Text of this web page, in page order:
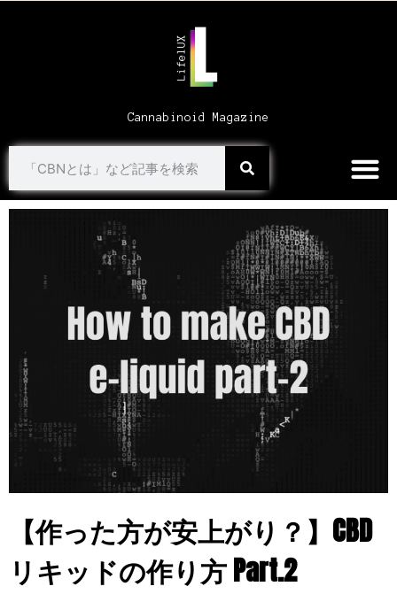
Cannabinoid Magazine
【作った方が安上がり？】CBD
リキッドの作り方 Part.2